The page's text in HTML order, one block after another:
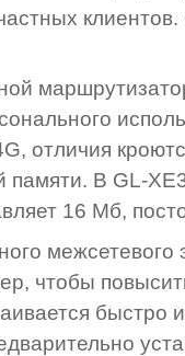
отличия
памяти. В GL-
16 Мб,
межсетевого
чтобы
быстро